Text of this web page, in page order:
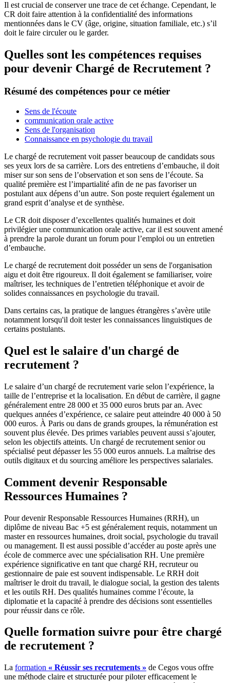
Il est crucial de conserver une trace de cet échange. Cependant, le
CR doit faire attention à la confidentialité des informations
mentionnées dans le CV (âge, origine, situation familiale, etc.) s’il
doit le faire circuler ou le garder.
Quelles sont les compétences requises
pour devenir Chargé de Recrutement ?
Résumé des compétences pour ce métier
Sens de l'écoute
communication orale active
Sens de l'organisation
Connaissance en psychologie du travail
Le chargé de recrutement voit passer beaucoup de candidats sous
ses yeux lors de sa carrière. Lors des entretiens d’embauche, il doit
miser sur son sens de l’observation et son sens de l’écoute. Sa
qualité première est l’impartialité afin de ne pas favoriser un
postulant aux dépens d’un autre. Son poste requiert également un
grand esprit d’analyse et de synthèse.
Le CR doit disposer d’excellentes qualités humaines et doit
privilégier une communication orale active, car il est souvent amené
à prendre la parole durant un forum pour l’emploi ou un entretien
d’embauche.
Le chargé de recrutement doit posséder un sens de l'organisation
aigu et doit être rigoureux. Il doit également se familiariser, voire
maîtriser, les techniques de l’entretien téléphonique et avoir de
solides connaissances en psychologie du travail.
Dans certains cas, la pratique de langues étrangères s’avère utile
notamment lorsqu'il doit tester les connaissances linguistiques de
certains postulants.
Quel est le salaire d'un chargé de
recrutement ?
Le salaire d’un chargé de recrutement varie selon l’expérience, la
taille de l’entreprise et la localisation. En début de carrière, il gagne
généralement entre 28 000 et 35 000 euros bruts par an. Avec
quelques années d’expérience, ce salaire peut atteindre 40 000 à 50
000 euros. À Paris ou dans de grands groupes, la rémunération est
souvent plus élevée. Des primes variables peuvent aussi s’ajouter,
selon les objectifs atteints. Un chargé de recrutement senior ou
spécialisé peut dépasser les 55 000 euros annuels. La maîtrise des
outils digitaux et du sourcing améliore les perspectives salariales.
Comment devenir Responsable
Ressources Humaines ?
Pour devenir Responsable Ressources Humaines (RRH), un
diplôme de niveau Bac +5 est généralement requis, notamment un
master en ressources humaines, droit social, psychologie du travail
ou management. Il est aussi possible d’accéder au poste après une
école de commerce avec une spécialisation RH. Une première
expérience significative en tant que chargé RH, recruteur ou
gestionnaire de paie est souvent indispensable. Le RRH doit
maîtriser le droit du travail, le dialogue social, la gestion des talents
et les outils RH. Des qualités humaines comme l’écoute, la
diplomatie et la capacité à prendre des décisions sont essentielles
pour réussir dans ce rôle.
Quelle formation suivre pour être chargé
de recrutement ?
La formation « Réussir ses recrutements » de Cegos vous offre
une méthode claire et structurée pour piloter efficacement le